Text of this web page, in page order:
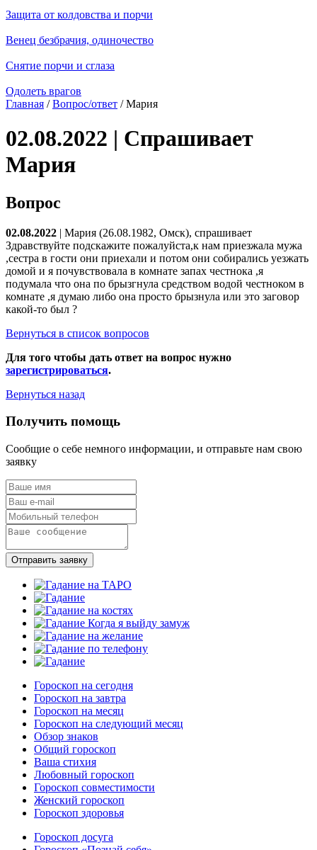
Защита от колдовства и порчи
Венец безбрачия, одиночество
Снятие порчи и сглаза
Одолеть врагов
Главная /Вопрос/ответ / Мария
02.08.2022 | Спрашивает
Мария
Вопрос
02.08.2022 | Мария (26.08.1982, Омск), спрашивает
Здравствуйте подскажите пожалуйста,к нам приезжала мужа
,сестра в гости они приехали и потом они собирались уезжать
домой и я почувствовала в комнате запах честнока ,я
подумала что она по брызгнула средством водой честноком в
комнате ,я думаю либо она просто брызнула или это заговор
какой-то был ?
Вернуться в список вопросов
Для того чтобы дать ответ на вопрос нужно
зарегистрироваться.
Вернуться назад
Получить помощь
Сообщие о себе немного информации, и отправьте нам свою
заявку
Отправить заявку
Гороскоп на сегодня
Гороскоп на завтра
Гороскоп на месяц
Гороскоп на следующий месяц
Обзор знаков
Общий гороскоп
Ваша стихия
Любовный гороскоп
Гороскоп совместимости
Женский гороскоп
Гороскоп здоровья
Гороскоп досуга